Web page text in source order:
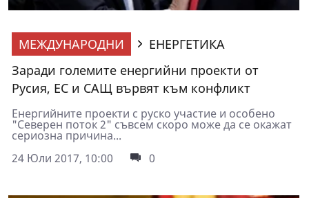
МЕЖДУНАРОДНИ
ЕНЕРГЕТИКА
Заради големите енергийни проекти от
Русия, ЕС и САЩ вървят към конфликт
Енергийните проекти с руско участие и особено
"Северен поток 2" съвсем скоро може да се окажат
сериозна причина...
24 Юли 2017, 10:00
0